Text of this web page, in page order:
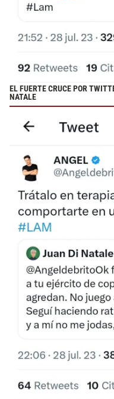
EL FUERTE CRUCE POR
NATALE